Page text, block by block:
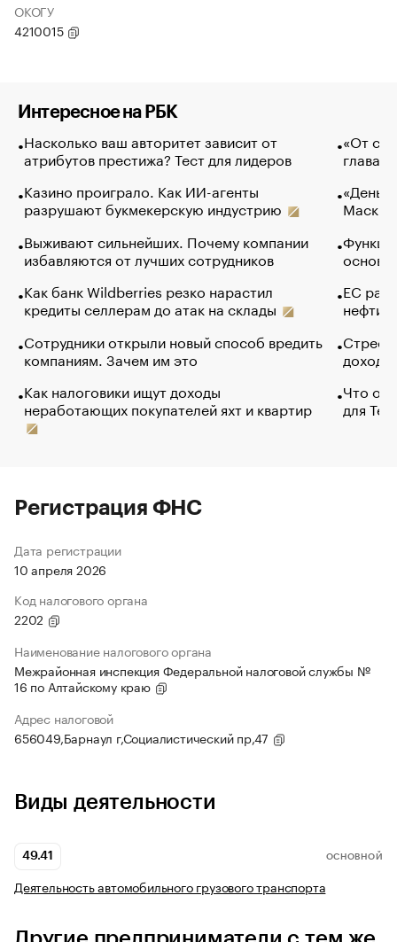
ОКОГУ
4210015
Интересное на РБК
Насколько ваш авторитет зависит от
атрибутов престижа? Тест для лидеров
Казино проиграло. Как ИИ-агенты
разрушают букмекерскую индустрию
Выживают сильнейших. Почему компании
избавляются от лучших сотрудников
Как банк Wildberries резко нарастил
кредиты селлерам до атак на склады
Сотрудники открыли новый способ вредить
компаниям. Зачем им это
Как налоговики ищут доходы
неработающих покупателей яхт и квартир
«От
глава
Маск в
основ
ЕС
нефти
Что
для
Регистрация ФНС
Дата регистрации
10 апреля 2026
Код налогового органа
2202
Наименование налогового органа
Межрайонная инспекция Федеральной налоговой службы №
16 по Алтайскому краю
Адрес налоговой
656049,Барнаул г,Социалистический пр,47
Виды деятельности
49.41 ОСНОВНОЙ
Деятельность автомобильного грузового транспорта